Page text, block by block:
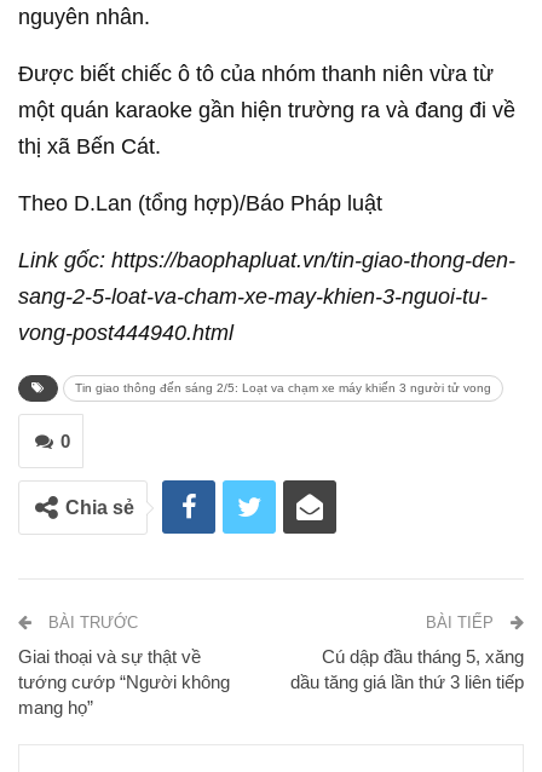
nguyên nhân.
Được biết chiếc ô tô của nhóm thanh niên vừa từ
một quán karaoke gần hiện trường ra và đang đi về
thị xã Bến Cát.
Theo D.Lan (tổng hợp)/Báo Pháp luật
Link gốc: https://baophapluat.vn/tin-giao-thong-den-
sang-2-5-loat-va-cham-xe-may-khien-3-nguoi-tu-
vong-post444940.html
Tin giao thông đến sáng 2/5: Loạt va chạm xe máy khiến 3 người tử vong
0
Chia sẻ
BÀI TRƯỚC
Giai thoại và sự thật về
tướng cướp “Người không
mang họ”
BÀI TIẾP
Cú dập đầu tháng 5, xăng
dầu tăng giá lần thứ 3 liên tiếp